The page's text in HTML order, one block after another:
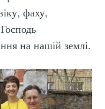
фаху,
на нашій землі.